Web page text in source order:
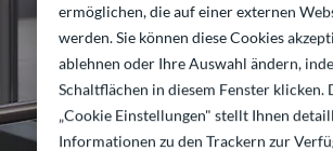
ermöglichen, die auf einer externen
werden. Sie können diese Cookies
ablehnen oder Ihre Auswahl ändern,
Schaltflächen in diesem Fenster klicken.
„Cookie Einstellungen" stellt Ihnen
Informationen zu den Trackern zur